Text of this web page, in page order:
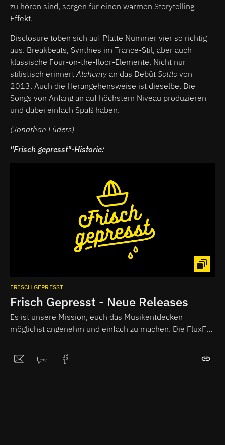
zu hören sind, sorgen für einen warmen Storytelling-
Effekt.
Disclosure toben sich auf Platte Nummer vier so richtig
aus. Breakbeats, Synthies im Trance-Stil, aber auch
klassische Four-on-the-floor-Elemente. Nicht nur
stilistisch erinnert Alchemy an das Debüt Settle von
2013. Auch die Herangehensweise ist dieselbe. Die
Songs von Anfang an auf höchstem Niveau produzieren
und dabei einfach Spaß haben.
(Jonathan Lüders)
"Frisch gepresst"-Historie:
FRISCH GEPRESST
Frisch Gepresst - Neue Releases
Es ist unsere Mission, euch das Musikentdecken
möglichst angenehm und einfach zu machen. Die FluxFM
wichtigsten neu veröffentlichten Alben und fasst ihre
Eindrücke als Podcast zusammen.